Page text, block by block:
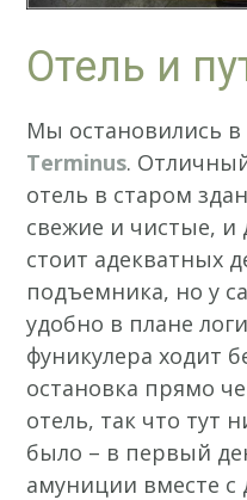
Отель и
Мы остановились в
Terminus.
отель в старом
свежие и чистые, и
стоит адекватных
подъемника, но у
удобно в плане
фуникулера ходит
остановка прямо
отель, так что тут
было – в первый
амуниции вместе